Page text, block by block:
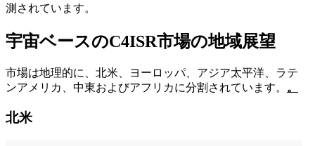
測されています。
宇宙ベースのC4ISR市場の地域展望
市場は地理的に、北米、ヨーロッパ、アジア太平洋、ラテ
ンアメリカ、中東およびアフリカに分割されています。 。
北米